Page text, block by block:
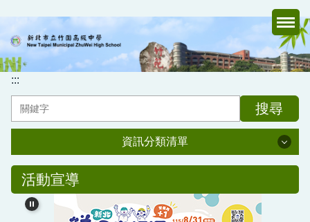
主
要
內
容
:::
搜尋
資訊分類清單
資訊分類清單
認識竹中
活動宣導